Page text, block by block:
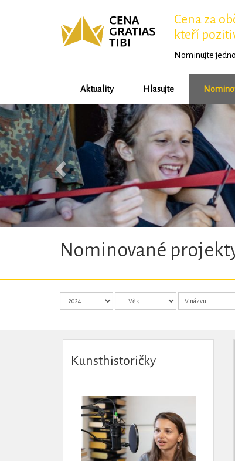
Cena za
kteří
Nominujte
Aktuality Hlasujte
Předchozí
Nominované
Kunsthistoričky